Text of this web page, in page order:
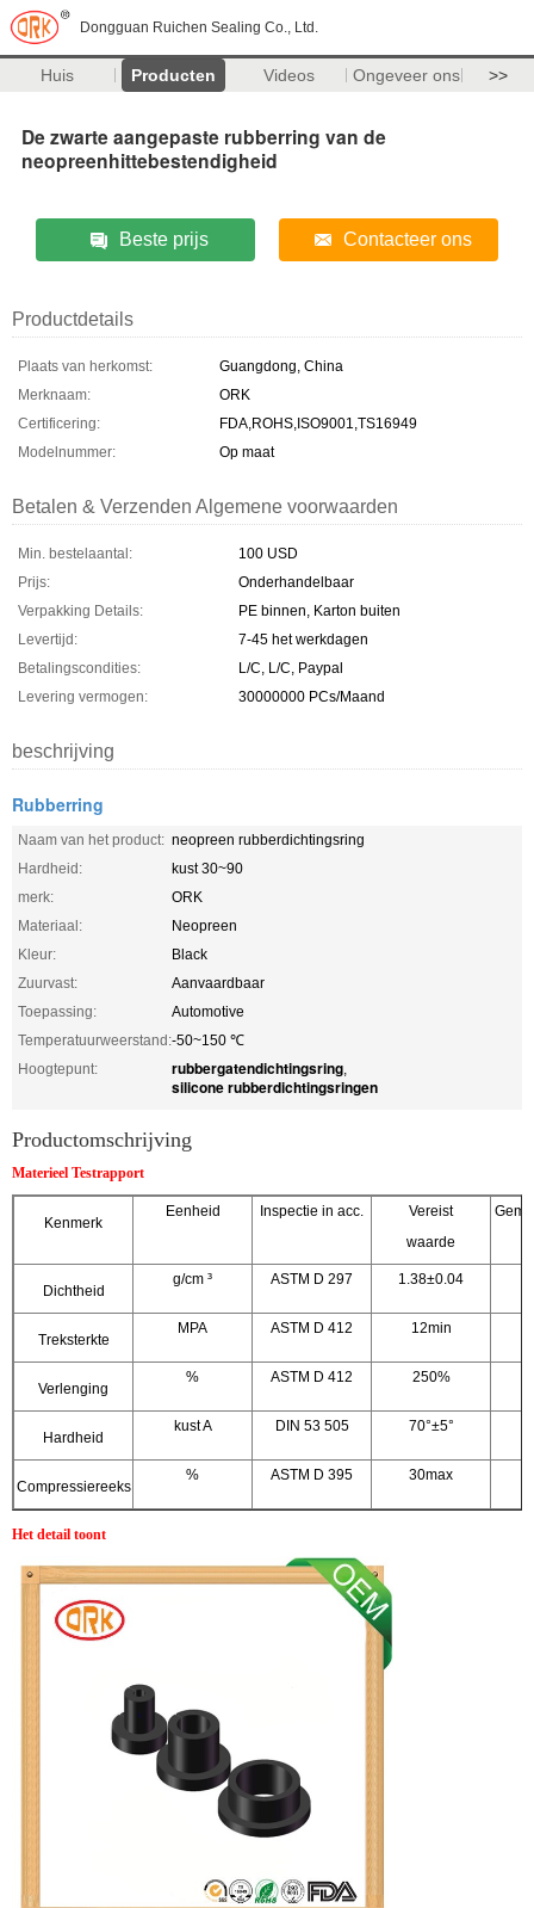
Dongguan Ruichen Sealing Co., Ltd.
Huis Producten Videos Ongeveer ons >>
De zwarte aangepaste rubberring van de
neopreenhittebestendigheid
Beste prijs Contacteer ons
Productdetails
Plaats van herkomst:
Guangdong, China
Merknaam:
ORK
Certificering:
FDA,ROHS,ISO9001,TS16949
Modelnummer:
Op maat
Betalen & Verzenden Algemene voorwaarden
Min. bestelaantal:
100 USD
Prijs:
Onderhandelbaar
Verpakking Details:
PE binnen, Karton buiten
Levertijd:
7-45 het werkdagen
Betalingscondities:
L/C, L/C, Paypal
Levering vermogen:
30000000 PCs/Maand
beschrijving
Rubberring
Naam van het product: neopreen rubberdichtingsring
Hardheid:
kust 30~90
merk:
ORK
Materiaal:
Neopreen
Kleur:
Black
Zuurvast:
Aanvaardbaar
Toepassing:
Automotive
Temperatuurweerstand:-50~150 ℃
Hoogtepunt:
rubbergatendichtingsring,
silicone rubberdichtingsringen
Productomschrijving
Materieel Testrapport
Kenmerk
Eenheid Inspectie in acc.
Vereist
waarde
Dichtheid
g/cm ³ ASTM D 297 1.38±0.04
Treksterkte
MPA ASTM D 412 12min
Verlenging
% ASTM D 412 250%
Hardheid
kust A DIN 53 505 70°±5°
Compressiereeks
% ASTM D 395 30max
Het detail toont